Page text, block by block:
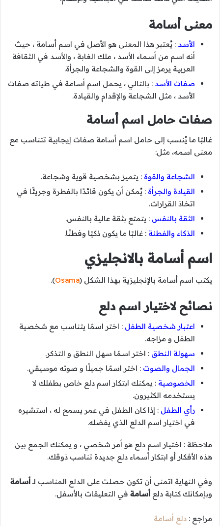
معنى أسامة
الأسد : يُعتبر هذا المعنى هو الأصل في اسم أسامة ، حيث
أنه اسم من أسماء الأسد ، ملك الغابة ، والأسد في الثقافة
العربية يرمز إلى القوة والشجاعة والجرأة.
صفات الأسد : بالتالي ، يحمل اسم أسامة في طياته صفات
الأسد ، مثل الشجاعة والإقدام والقيادة.
صفات حامل اسم أسامة
غالبًا ما يُنسب إلى حامل اسم أسامة صفات إيجابية تتناسب مع
معنى اسمه، مثل:
الشجاعة والقوة : يتميز بشخصية قوية وشجاعة.
القيادة والجرأة : يُمكن أن يكون قائدًا بالفطرة وجريئًا في
اتخاذ القرارات.
الثقة بالنفس : يتمتع بثقة عالية بالنفس.
الذكاء والفطنة : غالبًا ما يكون ذكيًا وفطنًا.
اسم أسامة بالانجليزي
يكتب اسم أسامة بالإنجليزية بهذا الشكل (Osama
).
نصائح لاختيار اسم دلع
اعتبار شخصية الطفل : اختر اسمًا يتناسب مع شخصية
الطفل و مزاجه.
سهولة النطق : اختر اسمًا سهل النطق و التذكر.
الجمال والصوت : اختر اسمًا جميلًا و صوته موسيقي.
الخصوصية : يمكنك ابتكار اسم دلع خاص بطفلك لا
يستخدمه الكثيرون.
رأي الطفل : إذا كان الطفل في عمر يسمح له ، استشيره
في اختيار اسم الدلع الذي يفضله.
ملاحظة : اختيار اسم دلع هو أمر شخصي ، و يمكنك الجمع بين
هذه الأفكار أو ابتكار أسماء دلع جديدة تناسب ذوقك.
وفي النهاية اتمنى أن تكون حصلت على الدلع المناسب لـأسامة
وبإمكانك كتابة دلع أسامة في التعليقات بالأسفل.
مراجع : دلع أسامة